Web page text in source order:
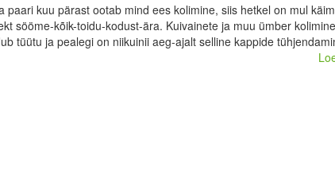
paari kuu pärast ootab mind ees kolimine, siis hetkel on mul
sööme-kõik-toidu-kodust-ära. Kuivainete ja muu ümber kolimine
tüütu ja pealegi on niikuinii aeg-ajalt selline kappide